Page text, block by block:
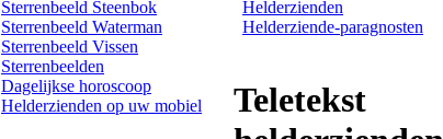
Sterrenbeeld Steenbok
Sterrenbeeld Waterman
Sterrenbeeld Vissen
Sterrenbeelden
Dagelijkse horoscoop
Helderzienden op uw mobiel
Helderzienden
Helderziende-paragnosten
Teletekst